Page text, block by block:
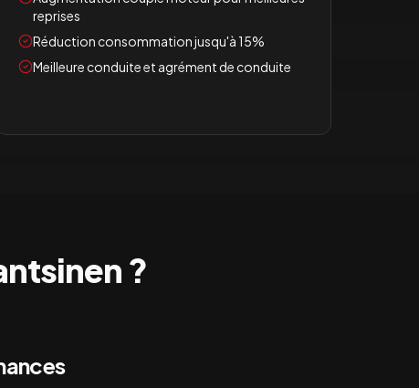
reprises
Réduction consommation jusqu'à 15%
Meilleure conduite et agrément de conduite
?